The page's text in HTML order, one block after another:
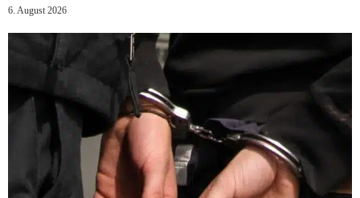
6. August 2026